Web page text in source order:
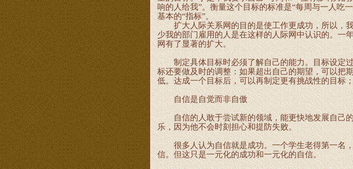
响的人给我”。衡量这个目标的标准是“每周与一人吃
基本的“指标”。
扩大人际关系网的目的是使工作更成功，所以，我
少我的部门雇用的人是在这样的人际网中认识的。一
网有了显著的扩大。
制定具体目标时必须了解自己的能力。目标设定过
标还要做及时的调整：如果超出自己的期望，可以把
低。达成一个目标后，可以再制定更有挑战性的目标
自信是自觉而非自傲
自信的人敢于尝试新的领域，能更快地发展自己的
乐，因为他不会时刻担心和提防失败。
很多人认为自信就是成功。一个学生老得第一名，
信。但这只是一元化的成功和一元化的自信。